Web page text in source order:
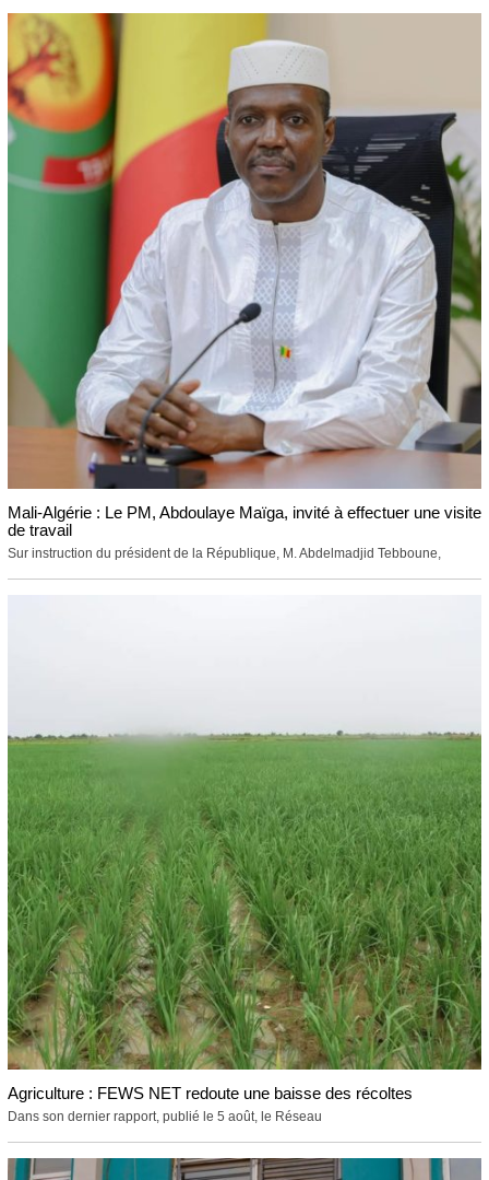
Mali-Algérie : Le PM, Abdoulaye Maïga, invité à effectuer une visite
de travail
Sur instruction du président de la République, M. Abdelmadjid Tebboune,
Agriculture : FEWS NET redoute une baisse des récoltes
Dans son dernier rapport, publié le 5 août, le Réseau